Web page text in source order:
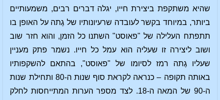
שהיא משתקפת ביצירת חייו, יגלה דברים רבים, משמעותיים
ביותר, במיוחד בקשר לעובדה שרעיונותיו של גֶתה על האופן בו
תתפתח העלילה של "פאוסט" השתנו כל הזמן, והוא חזר שוב
ושוב ליצירה זו שעליה הוא עמל כל חייו. נשמר פתק מעניין
שעליו גֶתה רמז לסיומו של "פאוסט", בהתאם להשקפותיו
באותה תקופה – כנראה לקראת סוף שנות ה-80 ותחילת שנות
ה-90 של המאה ה-18. לצד מספר הערות המתייחסות לחלק